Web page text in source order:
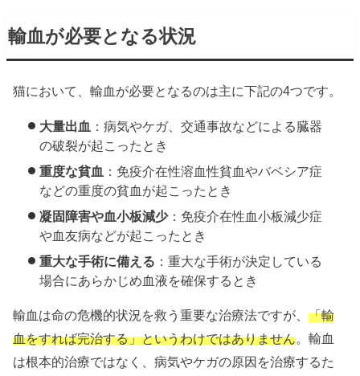
輸血が必要となる状況
猫において、輸血が必要となるのは主に下記の4つです。
大量出血 ：病気やケガ、交通事故などによる臓器
の破裂が起こったとき
重度な貧血 ：免疫介在性溶血性貧血やバベシア症
などの重度の貧血が起こったとき
凝固障害や血小板減少：免疫介在性血小板減少症
や血友病などが起こったとき
重大な手術に備える ：重大な手術が決定している
場合にあらかじめ血液を確保するとき
輸血は命の危機的状況を救う重要な治療法ですが、「輸
血をすれば完治する」というわけではありません。輸血
は根本的治療ではなく、病気やケガの原因を治療するた